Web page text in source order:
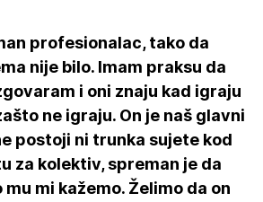
profesionalac, tako da
nije bilo. Imam praksu da
i oni znaju kad igraju
ne igraju. On je naš glavni
postoji ni trunka sujete kod
za kolektiv, spreman je da
mi kažemo. Želimo da on